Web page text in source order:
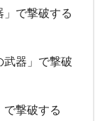
」で撃破する
武器」で撃破
で撃破する